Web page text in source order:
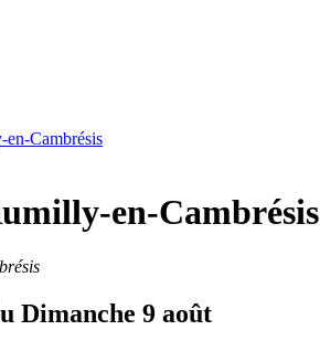
Cambrésis
en-Cambrésis
Dimanche 9 août